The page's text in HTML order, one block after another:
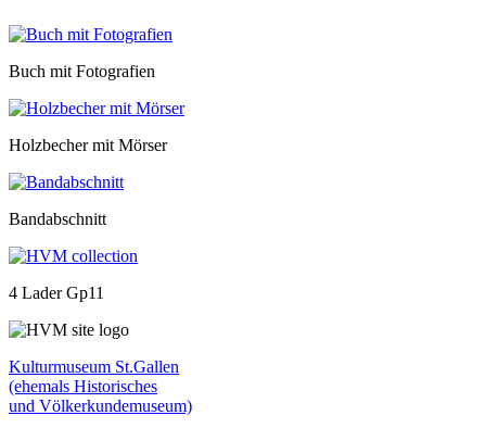
Buch mit Fotografien
Holzbecher mit Mörser
Bandabschnitt
4 Lader Gp11
Kulturmuseum St.Gallen
(ehemals Historisches
und Völkerkundemuseum)